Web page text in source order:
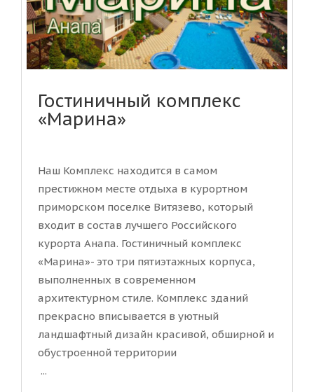
Гостиничный комплекс
«Марина»
Наш Комплекс находится в самом
престижном месте отдыха в курортном
приморском поселке Витязево, который
входит в состав лучшего Российского
курорта Анапа. Гостиничный комплекс
«Марина»- это три пятиэтажных корпуса,
выполненных в современном
архитектурном стиле. Комплекс зданий
прекрасно вписывается в уютный
ландшафтный дизайн красивой, обширной и
обустроенной территории
...